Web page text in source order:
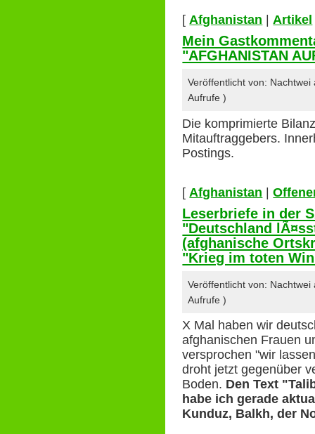
[Afghanistan |Artikel
Mein
"AFGHANISTAN
Veröffentlicht von:
Aufrufe )
Die komprimierte
Mitauftraggebers.
Postings.
[ Afghanistan |
Leserbriefe in der
"Deutschland
(afghanische
"Krieg im toten
Veröffentlicht von:
Aufrufe )
X Mal haben wir
afghanischen Frauen
versprochen "wir
droht jetzt gegenüber
Boden. Den Text
habe ich gerade
Kunduz, Balkh, der